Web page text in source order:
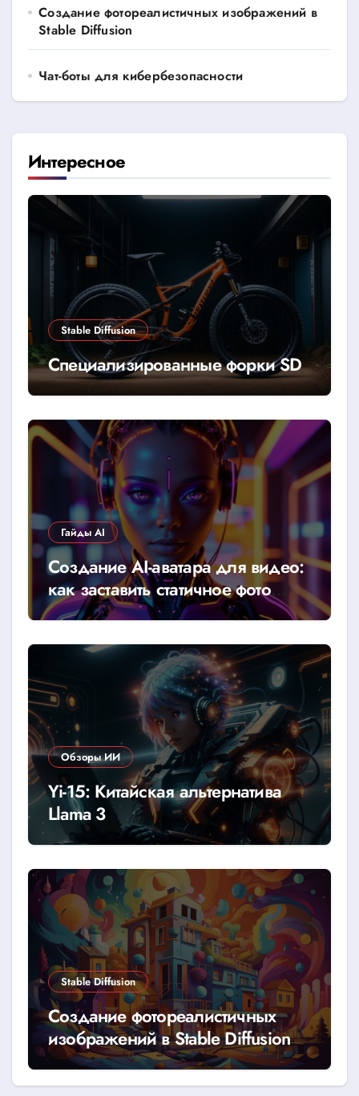
Создание фотореалистичных изображений в
Stable Diffusion
Чат-боты для кибербезопасности
Интересное
Stable Diffusion
Специализированные форки SD
Гайды AI
Создание AI-аватара для видео:
как заставить статичное фото
говорить
Обзоры ИИ
Yi-15: Китайская альтернатива
Llama 3
Stable Diffusion
Создание фотореалистичных
изображений в Stable Diffusion